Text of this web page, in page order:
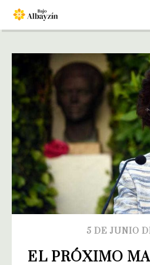
5 DE JUNIO
EL PRÓXIMO